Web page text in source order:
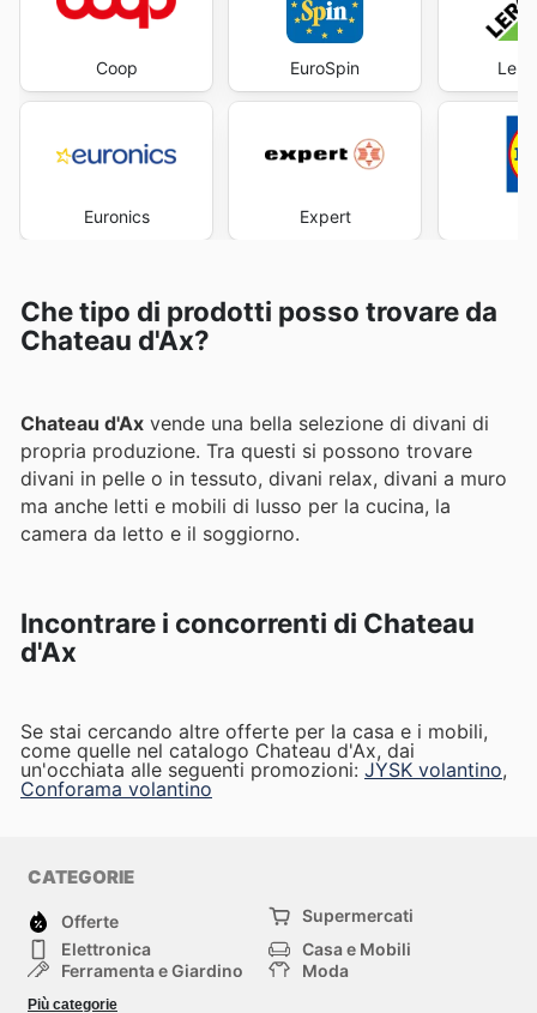
Coop
Euronics
EuroSpin
Expert
Che tipo di prodotti posso trovare da
Chateau d'Ax?
Chateau d'Ax vende una bella selezione di divani di
propria produzione. Tra questi si possono trovare
divani in pelle o in tessuto, divani relax, divani a muro
ma anche letti e mobili di lusso per la cucina, la
camera da letto e il soggiorno.
Incontrare i concorrenti di Chateau
d'Ax
Se stai cercando altre offerte per la casa e i mobili,
come quelle nel catalogo Chateau d'Ax, dai
un'occhiata alle seguenti promozioni: JYSK volantino,
Conforama volantino
CATEGORIE
Offerte
Supermercati
Elettronica
Casa e Mobili
Ferramenta e Giardino
Moda
Più categorie